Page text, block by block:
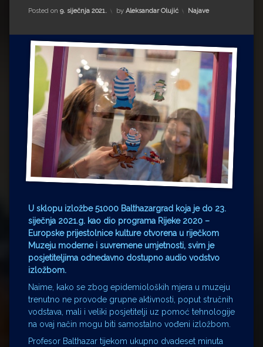
Matea Andrić
Ljiljana Lekanić-Kljaić
Željko Krznarić
Mario Lovreković
Miroslav Šantek
Posted on 9. siječnja 2021. by Aleksandar Olujić Kategorije:
Najave
U sklopu izložbe 51000 Balthazargrad koja je do 23.
siječnja 2021.g. kao dio programa Rijeke 2020 –
Europske prijestolnice kulture otvorena u riječkom
Muzeju moderne i suvremene umjetnosti, svim je
posjetiteljima odnedavno dostupno audio vodstvo
izložbom.
Naime, kako se zbog epidemioloških mjera u muzeju
trenutno ne provode grupne aktivnosti, poput stručnih
vodstava, mali i veliki posjetitelji uz pomoć tehnologije
na ovaj način mogu biti samostalno vođeni izložbom.
Profesor Balthazar tijekom ukupno dvadeset minuta